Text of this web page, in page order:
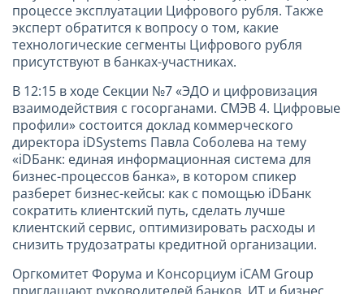
процессе эксплуатации Цифрового рубля. Также
эксперт обратится к вопросу о том, какие
технологические сегменты Цифрового рубля
присутствуют в банках-участниках.
В 12:15 в ходе Секции №7 «ЭДО и цифровизация
взаимодействия с госорганами. СМЭВ 4. Цифровые
профили» состоится доклад коммерческого
директора iDSystems Павла Соболева на тему
«iDБанк: единая информационная система для
бизнес-процессов банка», в котором спикер
разберет бизнес-кейсы: как с помощью iDБанк
сократить клиентский путь, сделать лучше
клиентский сервис, оптимизировать расходы и
снизить трудозатраты кредитной организации.
Оргкомитет Форума и Консорциум iCAM Group